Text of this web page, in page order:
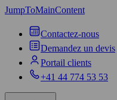
JumpToMainContent
Contactez-nous
Demandez un devis
Portail clients
+41 44 774 53 53